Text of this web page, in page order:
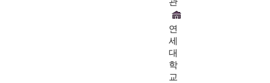
연
세
대
학
교